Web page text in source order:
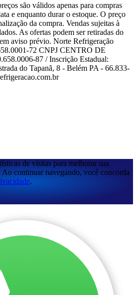
são válidos apenas para compras
e enquanto durar o estoque. O preço
da compra. Vendas sujeitas à
As ofertas podem ser retiradas do
aviso prévio. Norte Refrigeração
72 CNPJ CENTRO DE
87 / Inscrição Estadual:
do Tapanã, 8 - Belém PA - 66.833-
de visitas para melhorar sua
Ao continuar navegando, você concorda
.